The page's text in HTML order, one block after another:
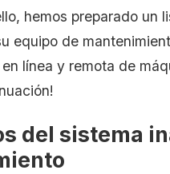
hemos preparado un
equipo de
línea y remota de
del sistema